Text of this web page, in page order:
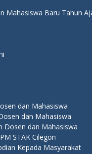
Mahasiswa Baru Tahun
dan Mahasiswa
dan Mahasiswa
Dosen dan Mahasiswa
STAK Cilegon
Kepada Masyarakat